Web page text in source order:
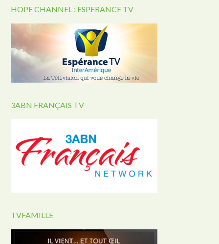
HOPE CHANNEL : ESPERANCE TV
3ABN FRANÇAIS TV
TVFAMILLE